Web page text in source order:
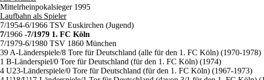
Mittelrheinpokalsieger 1995
Laufbahn als Spieler
7/1954-6/1966 TSV Euskirchen (Jugend)
7/1966 -7/1979 1. FC Köln
7/1979-6/1980 TSV 1860 München
39 A-Länderspiele/8 Tore für Deutschland (alle für den 1. FC Köln) (1970-1978)
1 B-Länderspiel/0 Tore für Deutschland (für den 1. FC Köln) (1974)
4 U23-Länderspiele/0 Tore für Deutschland (für den 1. FC Köln) (1967-1973)